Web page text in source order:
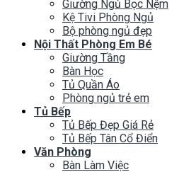
Giường Ngủ Bọc Nệm
Kệ Tivi Phòng Ngủ
Bộ phòng ngủ đẹp
Nội Thất Phòng Em Bé
Giường Tầng
Bàn Học
Tủ Quần Áo
Phòng ngủ trẻ em
Tủ Bếp
Tủ Bếp Đẹp Giá Rẻ
Tủ Bếp Tân Cổ Điển
Văn Phòng
Bàn Làm Việc